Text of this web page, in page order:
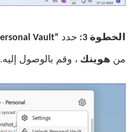
الخطوة 3: حدد “Unloke Personal Vault”
من هويتك ، وقم بالوصول إليه.